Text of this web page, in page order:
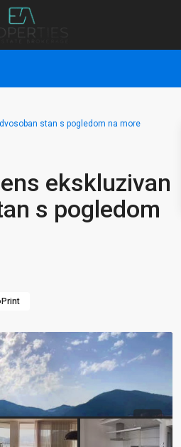
stan s pogledom na more
ekskluzivan
s pogledom
Print